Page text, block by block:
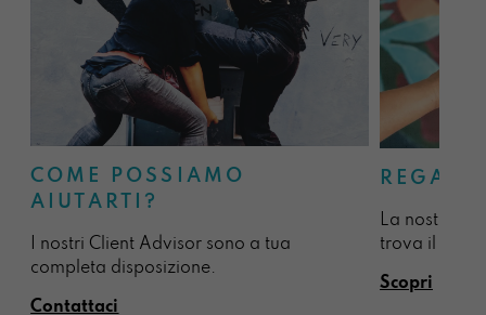
COME POSSIAMO
AIUTARTI?
I nostri Client Advisor sono a tua
completa disposizione.
Contattaci
La nostra
trova il
Scopri